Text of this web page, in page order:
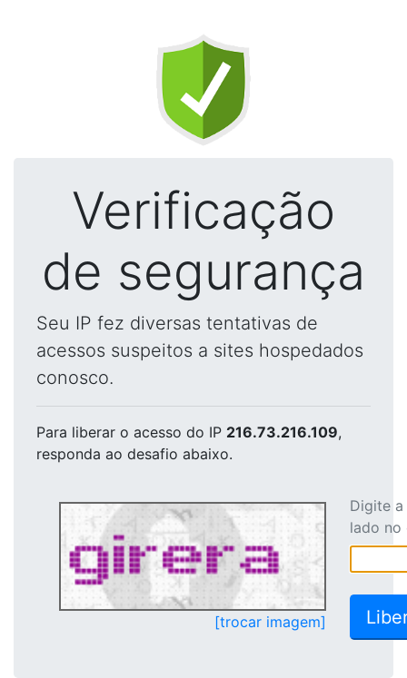
Verificação
de segurança
Seu IP fez diversas tentativas de
acessos suspeitos a sites hospedados
conosco.
Para liberar o acesso do IP 216.73.216.109,
responda ao desafio abaixo.
[trocar imagem]
Digite
lado no